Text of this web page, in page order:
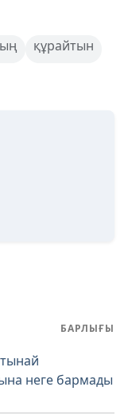
құрайтын
БАРЛЫҒЫ
неге бармады